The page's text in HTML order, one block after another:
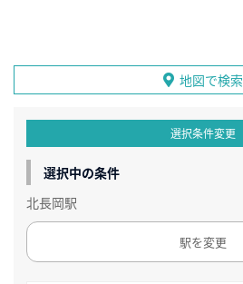
地図で検索
選択条件変更
選択中の条件
北長岡駅
駅を変更